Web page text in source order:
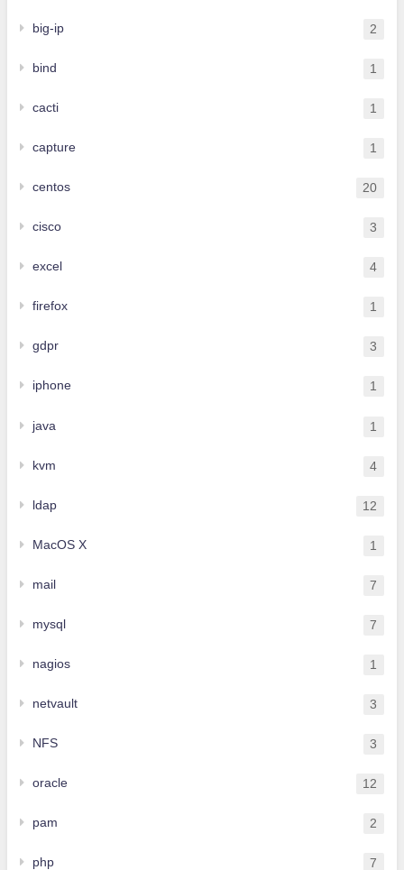
big-ip 2
bind 1
cacti 1
capture 1
centos 20
cisco 3
excel 4
firefox 1
gdpr 3
iphone 1
java 1
kvm 4
ldap 12
MacOS X 1
mail 7
mysql 7
nagios 1
netvault 3
NFS 3
oracle 12
pam 2
php 7